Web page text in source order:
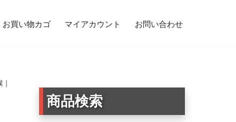
お買い物カゴ マイアカウント お問い合わせ
リアガラス/バンパー用 交通安全 – ピンク×ネイビー
商品検索